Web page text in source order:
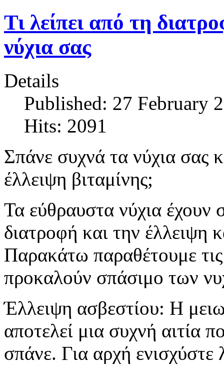
Τι λείπει από τη
νύχια σας
Details
Published: 27 February
Hits: 2091
Σπάνε συχνά τα νύχια σας
έλλειψη βιταμίνης;
Τα εύθραυστα νύχια έχουν
διατροφή και την έλλειψη
Παρακάτω παραθέτουμε τις
προκαλούν σπάσιμο των
Έλλειψη ασβεστίου: Η
αποτελεί μια συχνή αιτία
σπάνε. Για αρχή